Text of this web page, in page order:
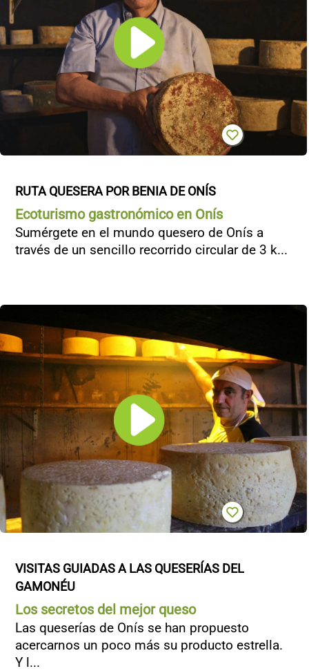
RUTA QUESERA POR BENIA DE ONÍS
Ecoturismo gastronómico en Onís
Sumérgete en el mundo quesero de Onís a
través de un sencillo recorrido circular de 3 k...
VISITAS GUIADAS A LAS QUESERÍAS DEL
GAMONÉU
Los secretos del mejor queso
Las queserías de Onís se han propuesto
acercarnos un poco más su producto estrella.
Y l...